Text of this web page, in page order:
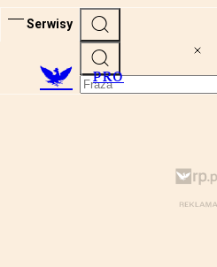
Serwisy
PRO